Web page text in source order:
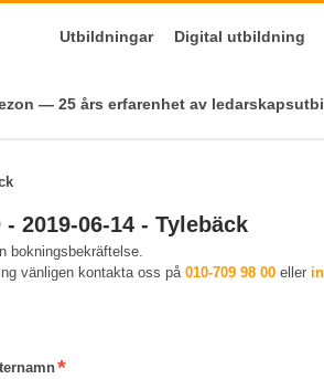
Utbildningar Digital utbildning
— 25 års erfarenhet av
2019-06-14 - Tylebäck
bokningsbekräftelse.
vänligen kontakta oss på 010-709 98 00 eller